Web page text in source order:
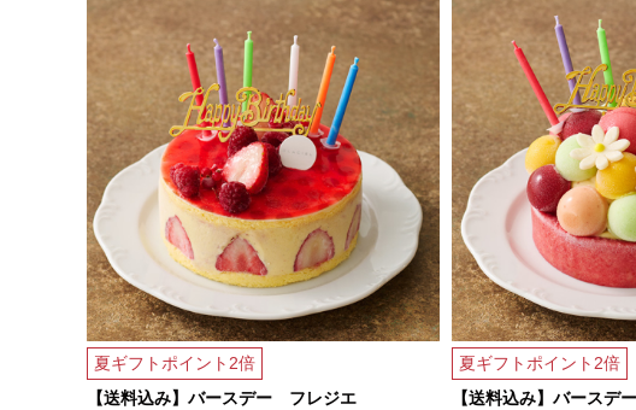
夏ギフトポイント2倍
【送料込み】バースデー フレジエ
夏ギフトポイント2倍
【送料込み】バースデ